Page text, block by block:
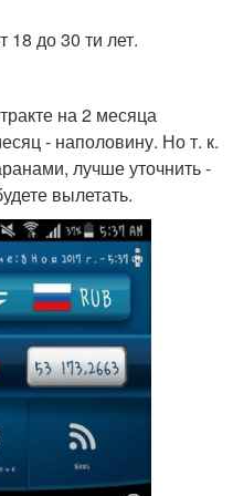
18 до 30 ти лет.
на 2 месяца
- наполовину. Но т. к.
лучше уточнить -
вылетать.